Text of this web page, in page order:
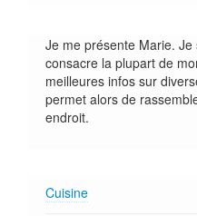
Je me présente Marie.
consacre la plupart de
meilleures infos sur
permet alors de
endroit.
Cuisine